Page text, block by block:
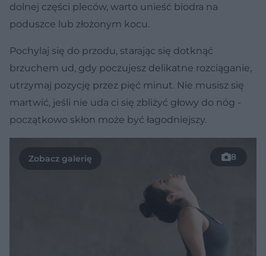
dolnej części pleców, warto unieść biodra na
poduszce lub złożonym kocu.
Pochylaj się do przodu, starając się dotknąć
brzuchem ud, gdy poczujesz delikatne rozciąganie,
utrzymaj pozycję przez pięć minut. Nie musisz się
martwić, jeśli nie uda ci się zbliżyć głowy do nóg -
początkowo skłon może być łagodniejszy.
8